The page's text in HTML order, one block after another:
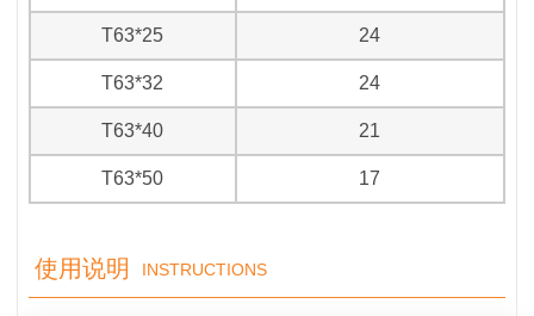
T63*25 24
T63*32 24
T63*40 21
T63*50 17
使用说明 INSTRUCTIONS